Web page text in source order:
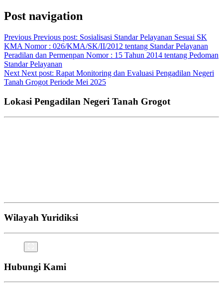
Post navigation
Previous Previous post: Sosialisasi Standar Pelayanan Sesuai SK
KMA Nomor : 026/KMA/SK/II/2012 tentang Standar Pelayanan
Peradilan dan Permenpan Nomor : 15 Tahun 2014 tentang Pedoman
Standar Pelayanan
Next Next post: Rapat Monitoring dan Evaluasi Pengadilan Negeri
Tanah Grogot Periode Mei 2025
Lokasi Pengadilan Negeri Tanah Grogot
Wilayah Yuridiksi
Hubungi Kami